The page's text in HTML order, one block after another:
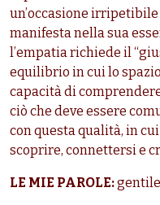
un’occasione
manifesta nella sua
l’empatia richiede il
equilibrio in cui lo
capacità di
ciò che deve essere
con questa qualità, in
scoprire, connettersi e
LE MIE PAROLE: